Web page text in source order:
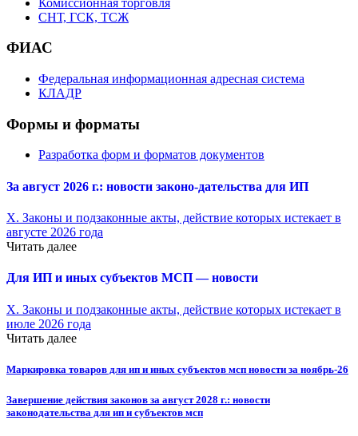
СНТ, ГСК, ТСЖ
ФИАС
Федеральная информационная адресная система
КЛАДР
Формы и форматы
Разработка форм и форматов документов
За август 2026 г.: новости законо-дательства для ИП
X. Законы и подзаконные акты, действие которых истекает в
августе 2026 года
Читать далее
Для ИП и иных субъектов МСП — новости
X. Законы и подзаконные акты, действие которых истекает в
июле 2026 года
Читать далее
Маркировка товаров для ип и иных субъектов мсп новости за ноябрь-26
Завершение действия законов за август 2028 г.: новости
законодательства для ип и субъектов мсп